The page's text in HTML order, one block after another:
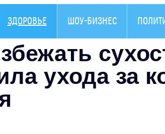
ЗДОРОВЬЕ ШОУ-БИЗНЕС
ухода за